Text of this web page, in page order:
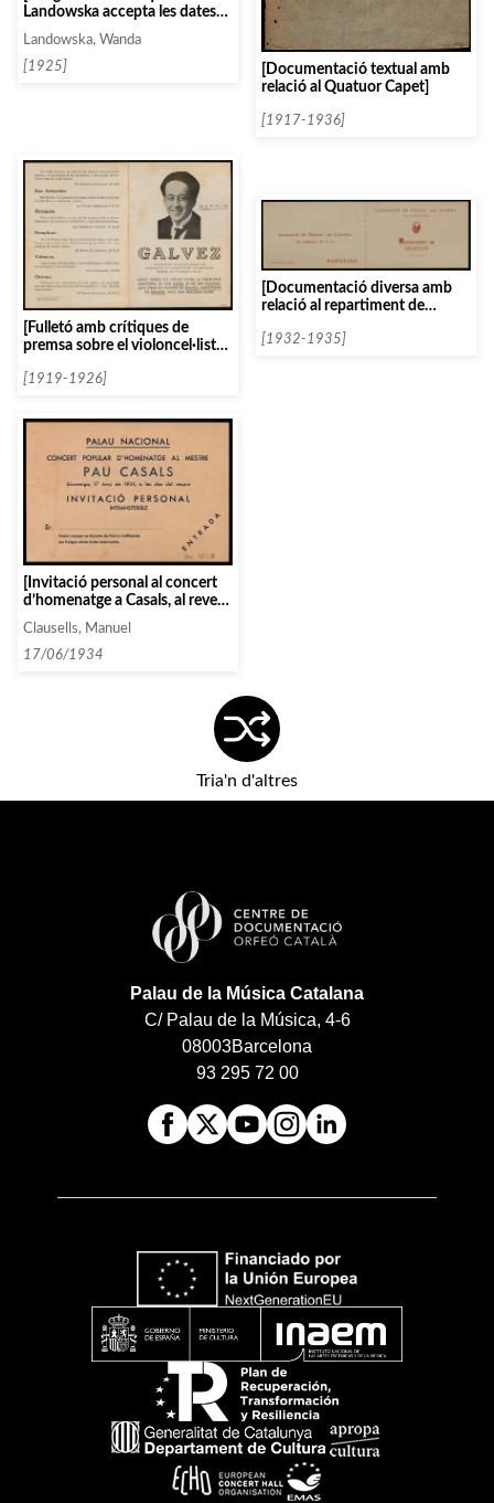
Landowska accepta les dates
Landowska, Wanda
[1925]
[Documentació textual amb
relació al Quatuor Capet]
[1917-1936]
[Fulletó amb crítiques de
premsa sobre el violoncel·lista
[1919-1926]
[Documentació diversa amb
relació al repartiment de
[1932-1935]
[Invitació personal al concert
d’homenatge a Casals, al revers
manuscrit]
Clausells, Manuel
17/06/1934
Tria'n d'altres
Palau de la Música Catalana
C/ Palau de la Música, 4-6
08003Barcelona
93 295 72 00